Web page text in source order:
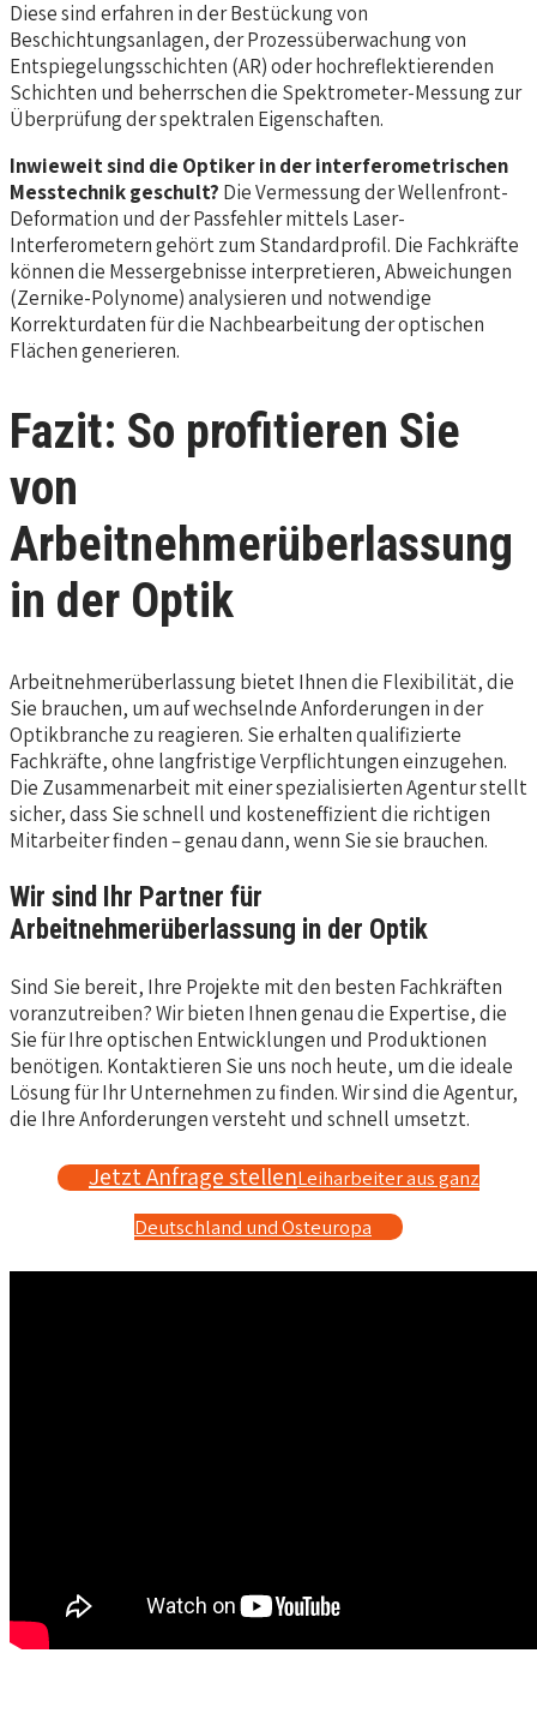
Diese sind erfahren in der Bestückung von
Beschichtungsanlagen, der Prozessüberwachung von
Entspiegelungsschichten (AR) oder hochreflektierenden
Schichten und beherrschen die Spektrometer-Messung zur
Überprüfung der spektralen Eigenschaften.
Inwieweit sind die Optiker in der interferometrischen
Messtechnik geschult? Die Vermessung der Wellenfront-
Deformation und der Passfehler mittels Laser-
Interferometern gehört zum Standardprofil. Die Fachkräfte
können die Messergebnisse interpretieren, Abweichungen
(Zernike-Polynome) analysieren und notwendige
Korrekturdaten für die Nachbearbeitung der optischen
Flächen generieren.
Fazit: So profitieren Sie
von
Arbeitnehmerüberlassung
in der Optik
Arbeitnehmerüberlassung bietet Ihnen die Flexibilität, die
Sie brauchen, um auf wechselnde Anforderungen in der
Optikbranche zu reagieren. Sie erhalten qualifizierte
Fachkräfte, ohne langfristige Verpflichtungen einzugehen.
Die Zusammenarbeit mit einer spezialisierten Agentur stellt
sicher, dass Sie schnell und kosteneffizient die richtigen
Mitarbeiter finden – genau dann, wenn Sie sie brauchen.
Wir sind Ihr Partner für
Arbeitnehmerüberlassung in der Optik
Sind Sie bereit, Ihre Projekte mit den besten Fachkräften
voranzutreiben? Wir bieten Ihnen genau die Expertise, die
Sie für Ihre optischen Entwicklungen und Produktionen
benötigen. Kontaktieren Sie uns noch heute, um die ideale
Lösung für Ihr Unternehmen zu finden. Wir sind die Agentur,
die Ihre Anforderungen versteht und schnell umsetzt.
Jetzt Anfrage stellenLeiharbeiter aus ganz
Deutschland und Osteuropa